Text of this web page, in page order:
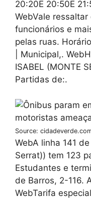
20:20E 20:50E
WebVale
funcionários e
pelas ruas.
| Municipal,.
ISABEL (MONTE
Partidas de:.
Source:
WebA linha 141
Serrat)) tem 123
Estudantes e
de Barros, 2-116.
WebTarifa